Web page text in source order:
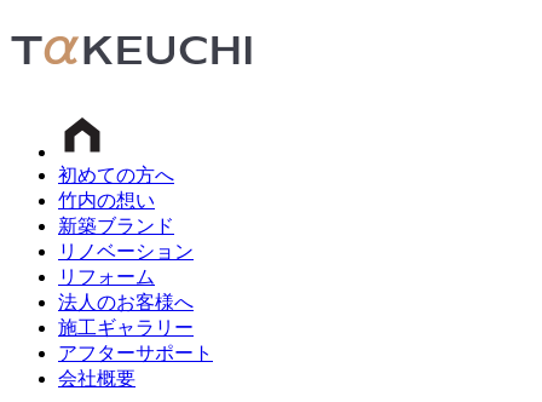
初めての方へ
竹内の想い
新築ブランド
リノベーション
リフォーム
法人のお客様へ
施工ギャラリー
アフターサポート
会社概要